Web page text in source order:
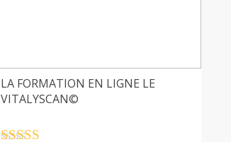
LA FORMATION EN LIGNE LE
VITALYSCAN©